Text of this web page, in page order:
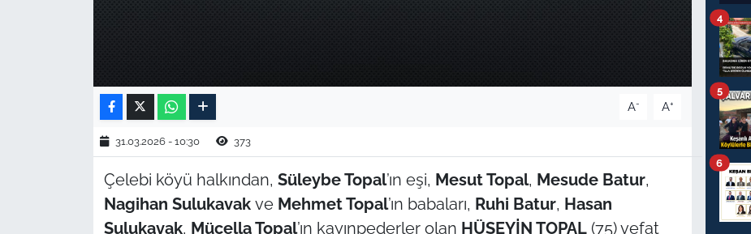
A- A+
31.03.2026 - 10:30 373
Çelebi köyü halkından, Süleybe Topal’ın eşi, Mesut Topal, Mesude Batur,
Nagihan Sulukavak ve Mehmet Topal’ın babaları, Ruhi Batur, Hasan
Sulukavak, Mücella Topal’ın kayınpederler olan HÜSEYİN TOPAL(75) vefat
4
5
6
EDİRNE
ÇANAKKALE